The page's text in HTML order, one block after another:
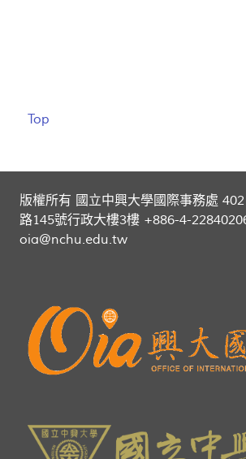
Top
版權所有 國立中興大學國際事務處
路145號行政大樓3樓 +886-4-
oia@nchu.edu.tw